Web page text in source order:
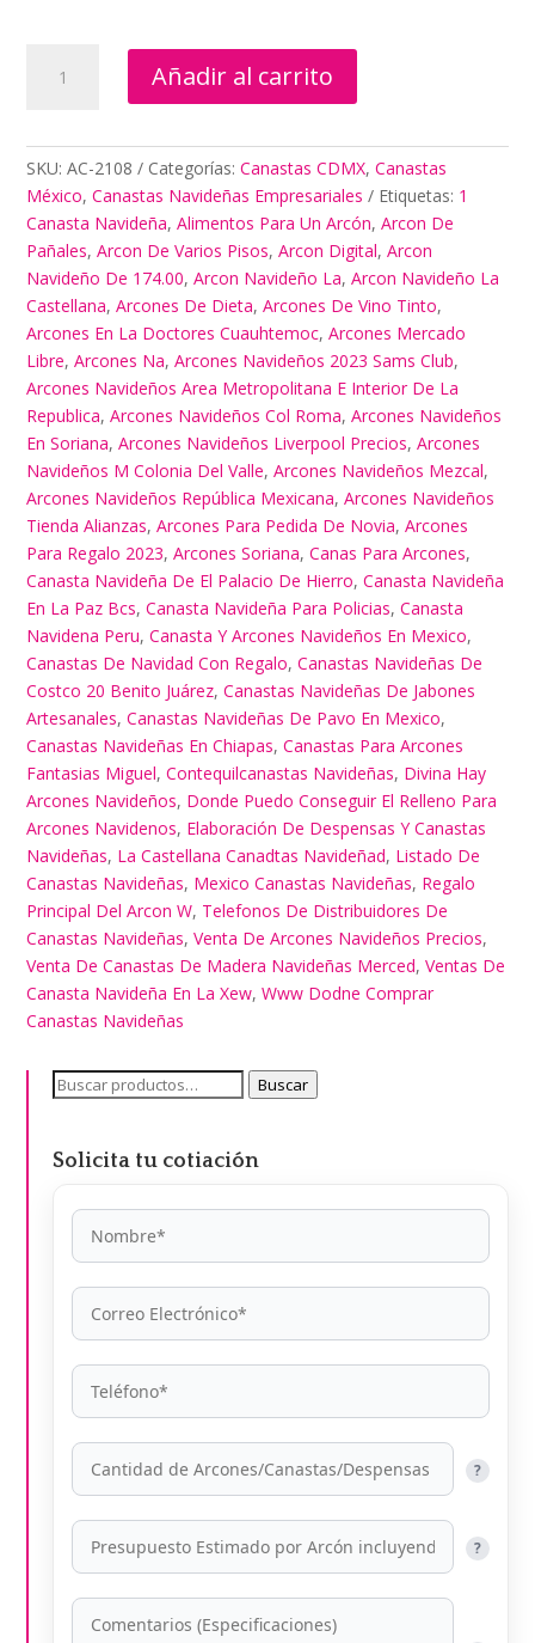
Canasta
Añadir al carrito
SKU:AC-2108 Categorías:Canastas CDMX,Canastas
México,Canastas Navideñas Empresariales Etiquetas: 1
Canasta Navideña,Alimentos Para Un Arcón,Arcon De
Pañales,Arcon De Varios Pisos,Arcon Digital,Arcon
Navideño De 174.00,Arcon Navideño La,Arcon Navideño La
Castellana,Arcones De Dieta,Arcones De Vino Tinto,
Arcones En La Doctores Cuauhtemoc,Arcones Mercado
Libre,Arcones Na,Arcones Navideños 2023 Sams Club,
Arcones Navideños Area Metropolitana E Interior De La
Republica,Arcones Navideños Col Roma,Arcones Navideños
En Soriana,Arcones Navideños Liverpool Precios,Arcones
Navideños M Colonia Del Valle,Arcones Navideños Mezcal,
Arcones Navideños República Mexicana,Arcones Navideños
Tienda Alianzas,Arcones Para Pedida De Novia,Arcones
Para Regalo 2023,Arcones Soriana,Canas Para Arcones,
Canasta Navideña De El Palacio De Hierro,Canasta Navideña
En La Paz Bcs,Canasta Navideña Para Policias,Canasta
Navidena Peru,Canasta Y Arcones Navideños En Mexico,
Canastas De Navidad Con Regalo,Canastas Navideñas De
Costco 20 Benito Juárez,Canastas Navideñas De Jabones
Artesanales,Canastas Navideñas De Pavo En Mexico,
Canastas Navideñas En Chiapas,Canastas Para Arcones
Fantasias Miguel,Contequilcanastas Navideñas, Divina Hay
Arcones Navideños, Donde Puedo Conseguir El Relleno Para
Arcones Navidenos, Elaboración De Despensas Y Canastas
Navideñas, La Castellana Canadtas Navideñad, Listado De
Canastas Navideñas, Mexico Canastas Navideñas, Regalo
Principal Del Arcon W, Telefonos De Distribuidores De
Canastas Navideñas,Venta De Arcones Navideños Precios,
Venta De Canastas De Madera Navideñas Merced,Ventas De
Canasta Navideña En La Xew,Www Dodne Comprar
Canastas Navideñas
Buscar
Buscar
Solicita tu cotiación
?
?